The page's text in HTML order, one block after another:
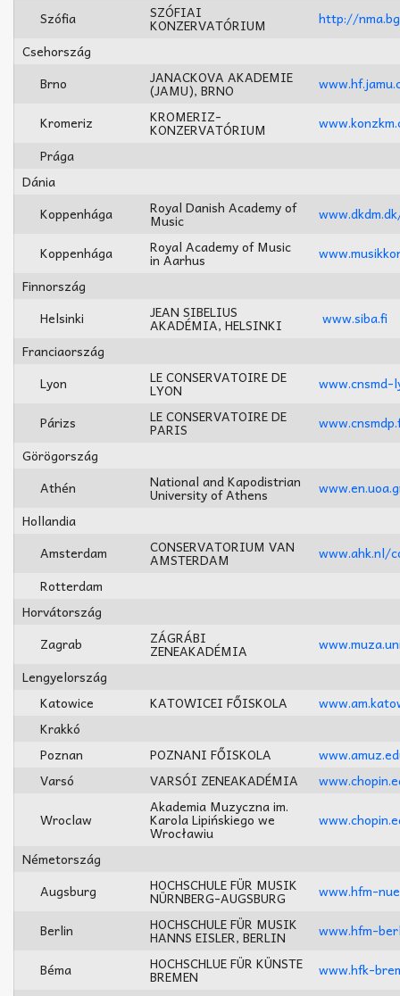
Szófia
SZÓFIAI
KONZERVATÓRIUM
http://
Csehország
Brno
JANACKOVA AKADEMIE
(JAMU), BRNO
Kromeriz
KROMERIZ-
KONZERVATÓRIUM
Prága
Dánia
Koppenhága
Royal Danish Academy of
Music
Koppenhága
Royal Academy of Music
in Aarhus
Finnország
Helsinki
JEAN SIBELIUS
AKADÉMIA, HELSINKI
www.siba.fi
Franciaország
Lyon
LE CONSERVATOIRE DE
LYON
www.cnsmd-
Párizs
LE CONSERVATOIRE DE
PARIS
Görögország
Athén
National and Kapodistrian
University of Athens
Hollandia
Amsterdam
CONSERVATORIUM VAN
AMSTERDAM
www.ahk.nl/
Rotterdam
Horvátország
Zagrab
ZÁGRÁBI
ZENEAKADÉMIA
Lengyelország
Katowice
KATOWICEI FŐISKOLA
Krakkó
Poznan
POZNANI FŐISKOLA
Varsó
VARSÓI ZENEAKADÉMIA
Wroclaw
Akademia Muzyczna im.
Karola Lipińskiego we
Wrocławiu
Németország
Augsburg
HOCHSCHULE FÜR MUSIK
NÜRNBERG-AUGSBURG
www.hfm-
Berlin
HOCHSCHULE FÜR MUSIK
HANNS EISLER, BERLIN
www.hfm-
Béma
HOCHSCHLUE FÜR KÜNSTE
BREMEN
www.hfk-